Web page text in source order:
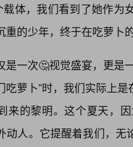
载体，我们看到了她作
重的少年，终于在吃萝卜
是一次🤔视觉盛宴，更是
吃萝卜”时，我们实际上
来的黎明。这个夏天，
动人。它提醒着我们，